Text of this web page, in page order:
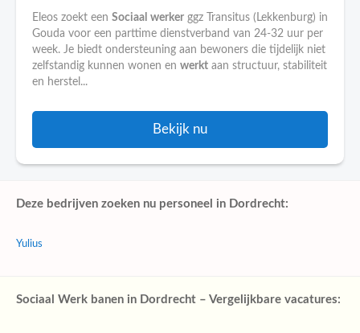
Eleos zoekt een Sociaal werker ggz Transitus (Lekkenburg) in
Gouda voor een parttime dienstverband van 24-32 uur per
week. Je biedt ondersteuning aan bewoners die tijdelijk niet
zelfstandig kunnen wonen en werkt aan structuur, stabiliteit
en herstel...
Bekijk nu
Deze bedrijven zoeken nu personeel in Dordrecht:
Yulius
Sociaal Werk banen in Dordrecht – Vergelijkbare vacatures: